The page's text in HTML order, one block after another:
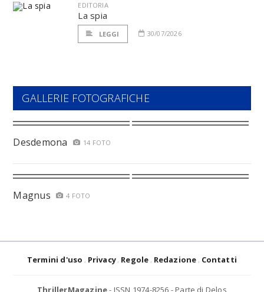
EDITORIA
La spia
LEGGI 30/07/2026
GALLERIE FOTOGRAFICHE
Desdemona 14 FOTO
Magnus 4 FOTO
Termini d'uso Privacy Regole Redazione Contatti
ThrillerMagazine- ISSN 1974-8256 - Parte di Delos